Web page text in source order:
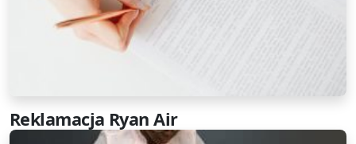
Reklamacja Ryan Air